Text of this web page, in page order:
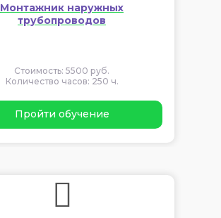
Монтажник наружных
трубопроводов
Стоимость: 5500 руб.
Количество часов: 250 ч.
Пройти обучение